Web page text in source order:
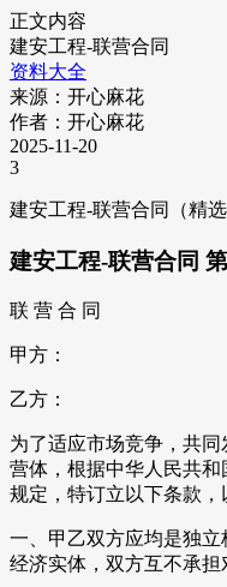
正文内容
建安工程-联营合同
资料大全
来源：开心麻花
作者：开心麻花
2025-11-20
3
建安工程-联营合同（精选
建安工程-联营合同
联 营 合 同
甲方：
乙方：
为了适应市场竞争，共
营体，根据中华人民共
规定，特订立以下条款，
一、甲乙双方应均是独
经济实体，双方互不承担